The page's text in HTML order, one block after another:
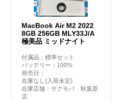
MacBook Air M2 2022
8GB 256GB MLY33J/A
極美品 ミッドナイト
付属品：標準セット
バッテリー：100%
発売日：
在庫なし(入荷未定)
在庫店舗：サクモバ 秋葉原
店